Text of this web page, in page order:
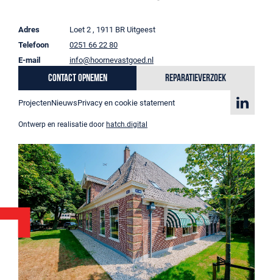
Adres
Loet 2 , 1911 BR Uitgeest
Telefoon
0251 66 22 80
E-mail
info@hoornevastgoed.nl
Contact opnemen Reparatieverzoek
ProjectenNieuwsPrivacy en cookie statement
Ontwerp en realisatie door hatch.digital